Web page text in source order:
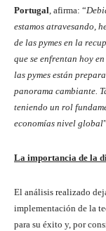
Portugal , afirma: “
estamos atravesando,
de las pymes en la
que se enfrentan hoy
las pymes están
panorama cambiante.
teniendo un rol
economías nivel global”.
La importancia de la
El análisis realizado
implementación de la
para su éxito y, por